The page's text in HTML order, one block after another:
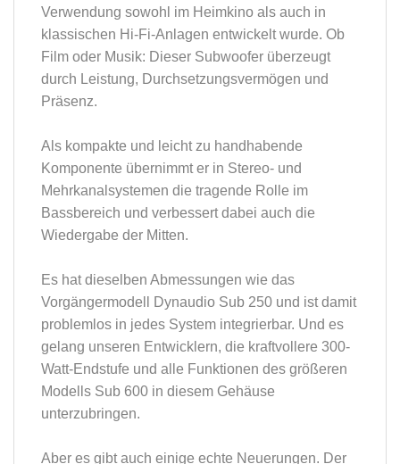
Verwendung sowohl im Heimkino als auch in
klassischen Hi-Fi-Anlagen entwickelt wurde. Ob
Film oder Musik: Dieser Subwoofer überzeugt
durch Leistung, Durchsetzungsvermögen und
Präsenz.
Als kompakte und leicht zu handhabende
Komponente übernimmt er in Stereo- und
Mehrkanalsystemen die tragende Rolle im
Bassbereich und verbessert dabei auch die
Wiedergabe der Mitten.
Es hat dieselben Abmessungen wie das
Vorgängermodell Dynaudio Sub 250 und ist damit
problemlos in jedes System integrierbar. Und es
gelang unseren Entwicklern, die kraftvollere 300-
Watt-Endstufe und alle Funktionen des größeren
Modells Sub 600 in diesem Gehäuse
unterzubringen.
Aber es gibt auch einige echte Neuerungen. Der